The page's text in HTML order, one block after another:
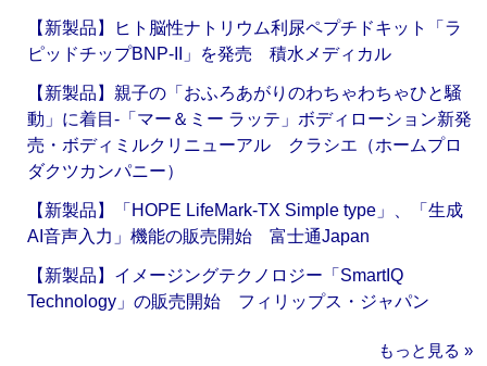
【新製品】ヒト脳性ナトリウム利尿ペプチドキット「ラ
ピッドチップBNP-II」を発売 積水メディカル
【新製品】親子の「おふろあがりのわちゃわちゃひと騒
動」に着目‐「マー＆ミー ラッテ」ボディローション新発
売・ボディミルクリニューアル クラシエ（ホームプロ
ダクツカンパニー）
【新製品】「HOPE LifeMark-TX Simple type」、「生成
AI音声入力」機能の販売開始 富士通Japan
【新製品】イメージングテクノロジー「SmartIQ
Technology」の販売開始 フィリップス・ジャパン
もっと見る »